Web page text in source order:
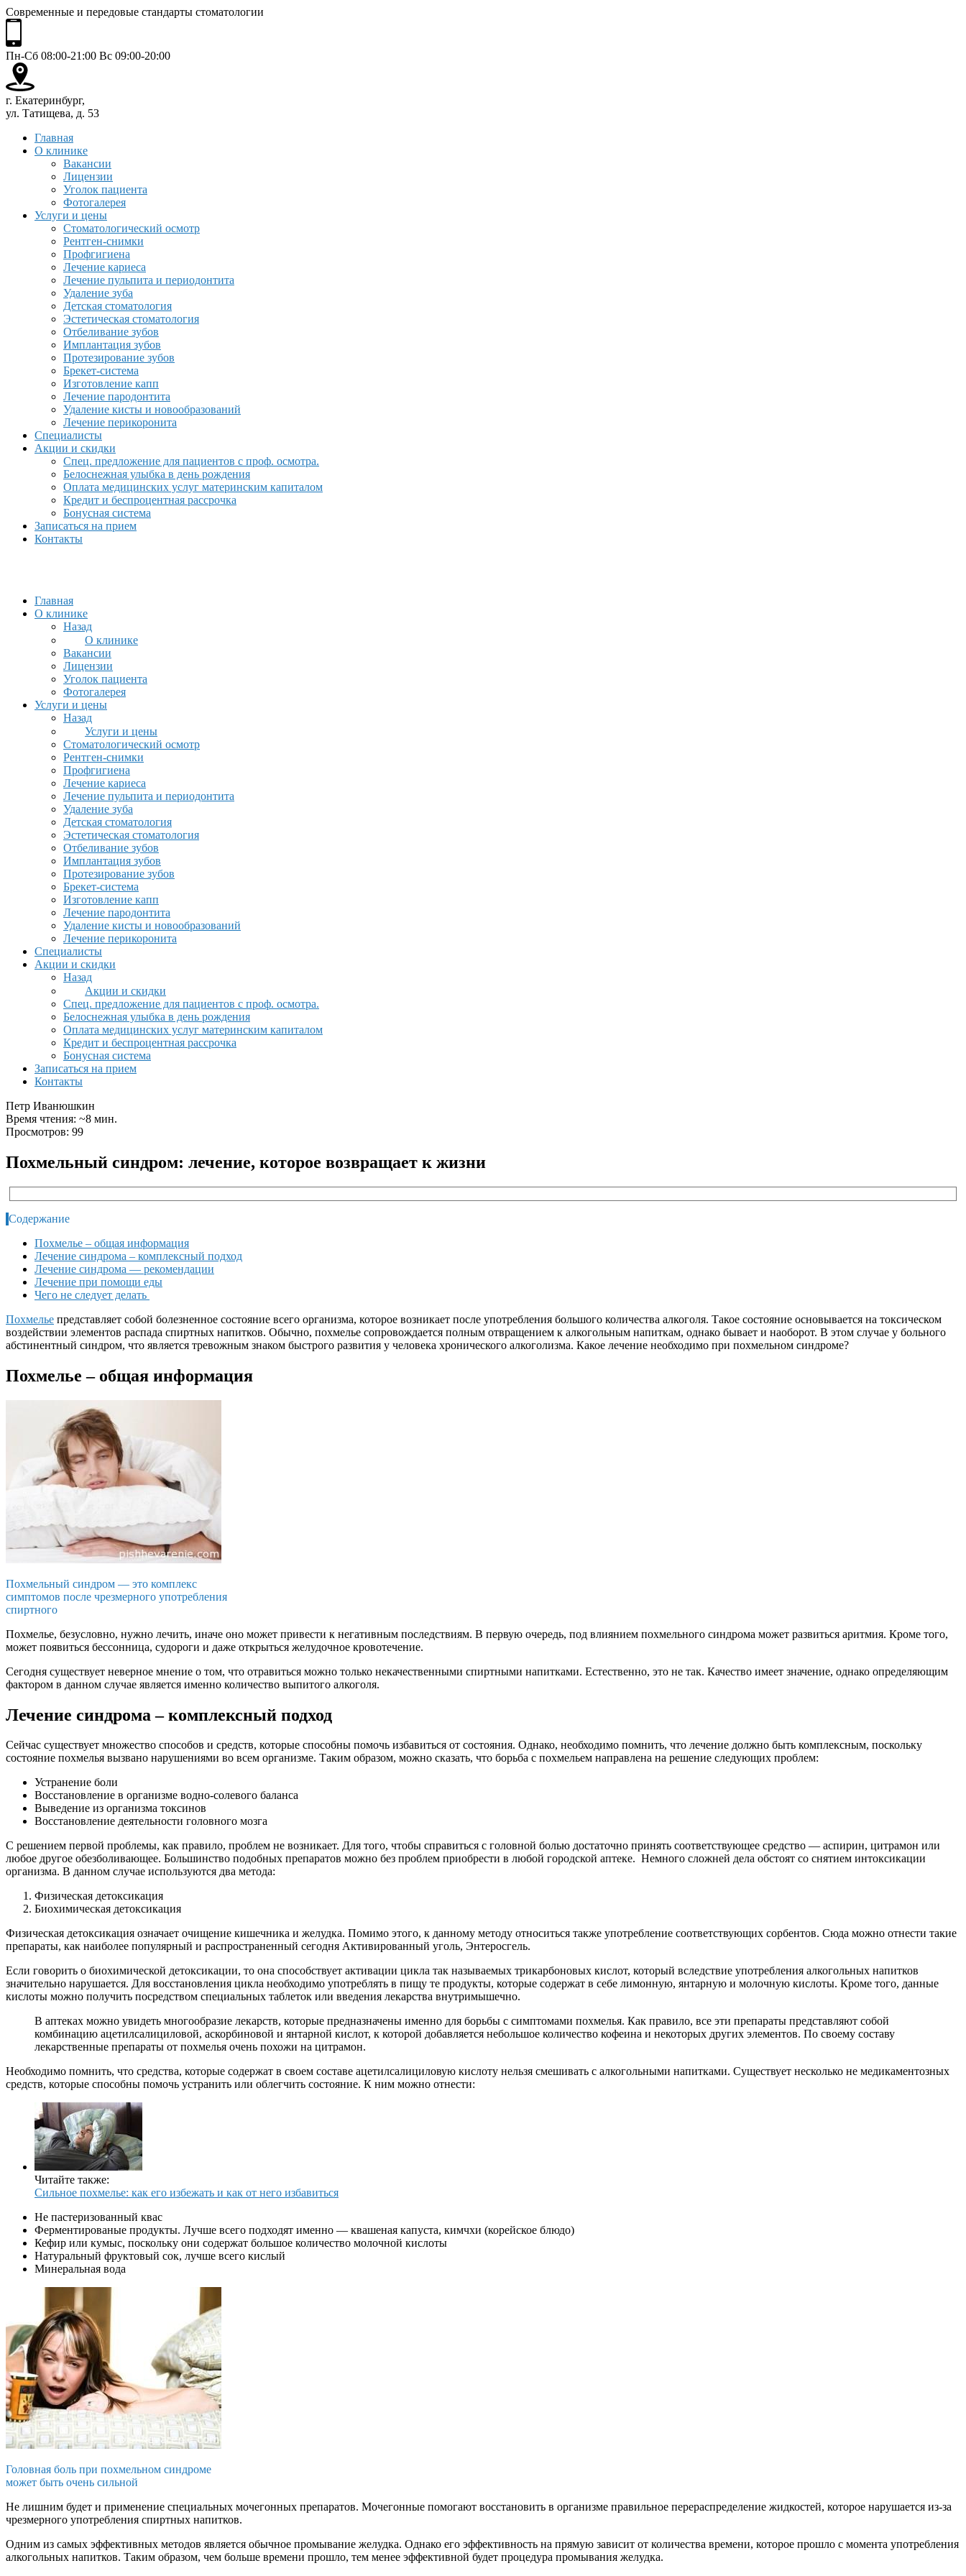
Современные и передовые стандарты стоматологии
Пн-Сб 08:00-21:00 Вс 09:00-20:00
г. Екатеринбург,
ул. Татищева, д. 53
Главная
О клинике
Вакансии
Лицензии
Уголок пациента
Фотогалерея
Услуги и цены
Стоматологический осмотр
Рентген-снимки
Профгигиена
Лечение кариеса
Лечение пульпита и периодонтита
Удаление зуба
Детская стоматология
Эстетическая стоматология
Отбеливание зубов
Имплантация зубов
Протезирование зубов
Брекет-система
Изготовление капп
Лечение пародонтита
Удаление кисты и новообразований
Лечение перикоронита
Специалисты
Акции и скидки
Спец. предложение для пациентов с проф. осмотра.
Белоснежная улыбка в день рождения
Оплата медицинских услуг материнским капиталом
Кредит и беспроцентная рассрочка
Бонусная система
Записаться на прием
Контакты
Главная
О клинике
Назад
О клинике
Вакансии
Лицензии
Уголок пациента
Фотогалерея
Услуги и цены
Назад
Услуги и цены
Стоматологический осмотр
Рентген-снимки
Профгигиена
Лечение кариеса
Лечение пульпита и периодонтита
Удаление зуба
Детская стоматология
Эстетическая стоматология
Отбеливание зубов
Имплантация зубов
Протезирование зубов
Брекет-система
Изготовление капп
Лечение пародонтита
Удаление кисты и новообразований
Лечение перикоронита
Специалисты
Акции и скидки
Назад
Акции и скидки
Спец. предложение для пациентов с проф. осмотра.
Белоснежная улыбка в день рождения
Оплата медицинских услуг материнским капиталом
Кредит и беспроцентная рассрочка
Бонусная система
Записаться на прием
Контакты
Петр Иванюшкин
Время чтения: ~8 мин.
Просмотров: 99
Похмельный синдром: лечение, которое возвращает к жизни
Содержание
Похмелье – общая информация
Лечение синдрома – комплексный подход
Лечение синдрома — рекомендации
Лечение при помощи еды
Чего не следует делать
Похмелье представляет собой болезненное состояние всего организма, которое возникает после употребления большого количества алкоголя. Такое состояние основывается на токсическом
воздействии элементов распада спиртных напитков. Обычно, похмелье сопровождается полным отвращением к алкогольным напиткам, однако бывает и наоборот. В этом случае у больного
абстинентный синдром, что является тревожным знаком быстрого развития у человека хронического алкоголизма. Какое лечение необходимо при похмельном синдроме?
Похмелье – общая информация
Похмельный синдром — это комплекс
симптомов после чрезмерного употребления
спиртного
Похмелье, безусловно, нужно лечить, иначе оно может привести к негативным последствиям. В первую очередь, под влиянием похмельного синдрома может развиться аритмия. Кроме того,
может появиться бессонница, судороги и даже открыться желудочное кровотечение.
Сегодня существует неверное мнение о том, что отравиться можно только некачественными спиртными напитками. Естественно, это не так. Качество имеет значение, однако определяющим
фактором в данном случае является именно количество выпитого алкоголя.
Лечение синдрома – комплексный подход
Сейчас существует множество способов и средств, которые способны помочь избавиться от состояния. Однако, необходимо помнить, что лечение должно быть комплексным, поскольку
состояние похмелья вызвано нарушениями во всем организме. Таким образом, можно сказать, что борьба с похмельем направлена на решение следующих проблем:
Устранение боли
Восстановление в организме водно-солевого баланса
Выведение из организма токсинов
Восстановление деятельности головного мозга
С решением первой проблемы, как правило, проблем не возникает. Для того, чтобы справиться с головной болью достаточно принять соответствующее средство — аспирин, цитрамон или
любое другое обезболивающее. Большинство подобных препаратов можно без проблем приобрести в любой городской аптеке. Немного сложней дела обстоят со снятием интоксикации
организма. В данном случае используются два метода:
Физическая детоксикация
Биохимическая детоксикация
Физическая детоксикация означает очищение кишечника и желудка. Помимо этого, к данному методу относиться также употребление соответствующих сорбентов. Сюда можно отнести такие
препараты, как наиболее популярный и распространенный сегодня Активированный уголь, Энтеросгель.
Если говорить о биохимической детоксикации, то она способствует активации цикла так называемых трикарбоновых кислот, который вследствие употребления алкогольных напитков
значительно нарушается. Для восстановления цикла необходимо употреблять в пищу те продукты, которые содержат в себе лимонную, янтарную и молочную кислоты. Кроме того, данные
кислоты можно получить посредством специальных таблеток или введения лекарства внутримышечно.
В аптеках можно увидеть многообразие лекарств, которые предназначены именно для борьбы с симптомами похмелья. Как правило, все эти препараты представляют собой
комбинацию ацетилсалициловой, аскорбиновой и янтарной кислот, к которой добавляется небольшое количество кофеина и некоторых других элементов. По своему составу
лекарственные препараты от похмелья очень похожи на цитрамон.
Необходимо помнить, что средства, которые содержат в своем составе ацетилсалициловую кислоту нельзя смешивать с алкогольными напитками. Существует несколько не медикаментозных
средств, которые способны помочь устранить или облегчить состояние. К ним можно отнести:
Читайте также:
Сильное похмелье: как его избежать и как от него избавиться
Не пастеризованный квас
Ферментированые продукты. Лучше всего подходят именно — квашеная капуста, кимчхи (корейское блюдо)
Кефир или кумыс, поскольку они содержат большое количество молочной кислоты
Натуральный фруктовый сок, лучше всего кислый
Минеральная вода
Головная боль при похмельном синдроме
может быть очень сильной
Не лишним будет и применение специальных мочегонных препаратов. Мочегонные помогают восстановить в организме правильное перераспределение жидкостей, которое нарушается из-за
чрезмерного употребления спиртных напитков.
Одним из самых эффективных методов является обычное промывание желудка. Однако его эффективность на прямую зависит от количества времени, которое прошло с момента употребления
алкогольных напитков. Таким образом, чем больше времени прошло, тем менее эффективной будет процедура промывания желудка.